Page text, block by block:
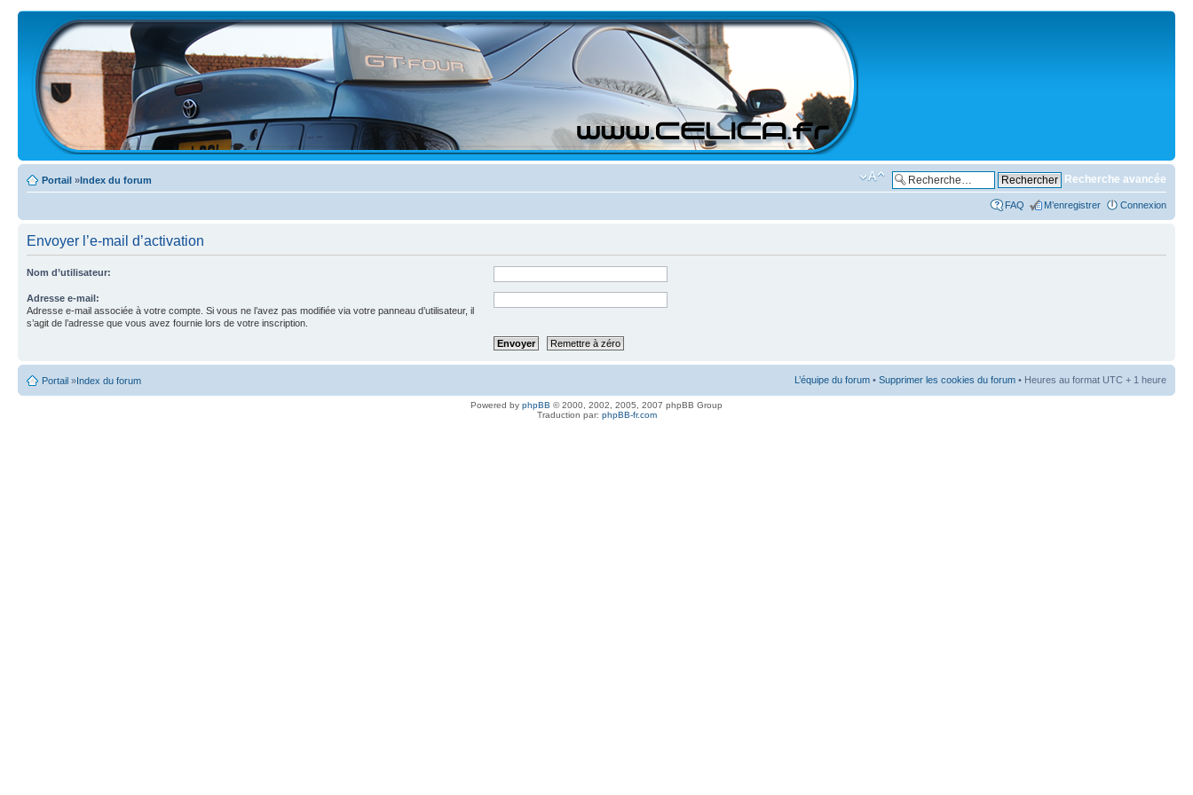
Portail »Index du forum Recherche avancée
FAQ M’enregistrer Connexion
Envoyer l’e-mail d’activation
Nom d’utilisateur:
Adresse e-mail:
Adresse e-mail associée à votre compte. Si vous ne l’avez pas modifiée via votre panneau d’utilisateur, il
s’agit de l’adresse que vous avez fournie lors de votre inscription.
Portail »Index du forum L’équipe du forum • Supprimer les cookies du forum • Heures au format UTC + 1 heure
Powered by phpBB © 2000, 2002, 2005, 2007 phpBB Group
Traduction par: phpBB-fr.com